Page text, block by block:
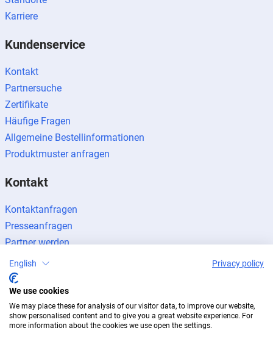
Karriere
Kundenservice
Kontakt
Partnersuche
Zertifikate
Häufige Fragen
Allgemeine Bestellinformationen
Produktmuster anfragen
Kontakt
Kontaktanfragen
Presseanfragen
Partner werden
ImpressumDatenschutzNewsletter
© 2026 BUG Aluminium-Systeme
English Privacy policy
We use cookies
We may place these for analysis of our visitor data, to improve our website,
show personalised content and to give you a great website experience. For
more information about the cookies we use open the settings.